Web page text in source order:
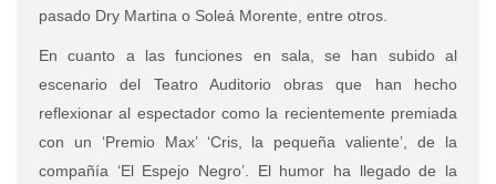
pasado Dry Martina o Soleá Morente, entre otros.
En cuanto a las funciones en sala, se han subido al
escenario del Teatro Auditorio obras que han hecho
reflexionar al espectador como la recientemente premiada
con un ‘Premio Max’ ‘Cris, la pequeña valiente’, de la
compañía ‘El Espejo Negro’. El humor ha llegado de la